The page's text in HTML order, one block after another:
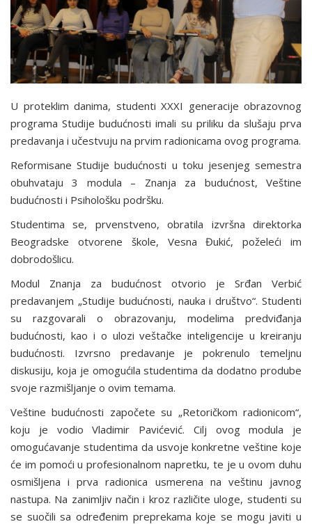
U proteklim danima, studenti XXXI generacije obrazovnog
programa Studije budućnosti imali su priliku da slušaju prva
predavanja i učestvuju na prvim radionicama ovog programa.
Reformisane Studije budućnosti u toku jesenjeg semestra
obuhvataju 3 modula – Znanja za budućnost, Veštine
budućnosti i Psihološku podršku.
Studentima se, prvenstveno, obratila izvršna direktorka
Beogradske otvorene škole, Vesna Đukić, poželeći im
dobrodošlicu.
Modul Znanja za budućnost otvorio je Srđan Verbić
predavanjem „Studije budućnosti, nauka i društvo“. Studenti
su razgovarali o obrazovanju, modelima predviđanja
budućnosti, kao i o ulozi veštačke inteligencije u kreiranju
budućnosti. Izvrsno predavanje je pokrenulo temeljnu
diskusiju, koja je omogućila studentima da dodatno prodube
svoje razmišljanje o ovim temama.
Veštine budućnosti započete su „Retoričkom radionicom“,
koju je vodio Vladimir Pavićević. Cilj ovog modula je
omogućavanje studentima da usvoje konkretne veštine koje
će im pomoći u profesionalnom napretku, te je u ovom duhu
osmišljena i prva radionica usmerena na veštinu javnog
nastupa. Na zanimljiv način i kroz različite uloge, studenti su
se suočili sa određenim preprekama koje se mogu javiti u